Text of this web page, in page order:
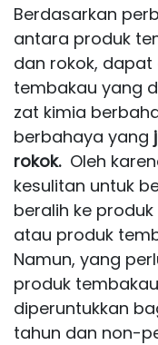
Berdasarkan
antara produk
dan rokok,
tembakau yang
zat kimia
berbahaya yang
rokok.Oleh
kesulitan untuk
beralih ke
atau produk
Namun, yang
produk
diperuntukkan
tahun dan non-